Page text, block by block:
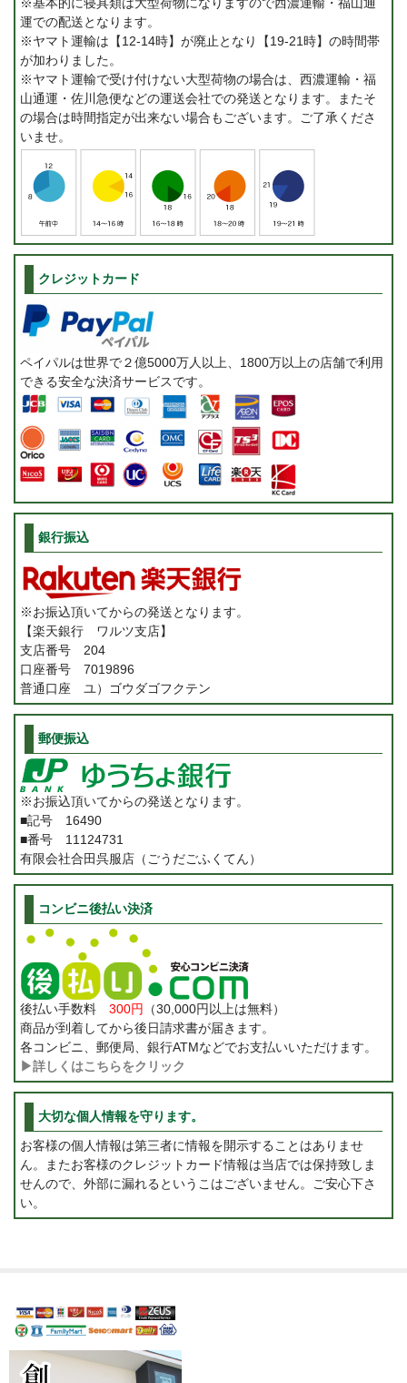
※基本的に寝具類は大型荷物になりますので西濃運輸・福山通
運での配送となります。
※ヤマト運輸は【12-14時】が廃止となり【19-21時】の時間帯
が加わりました。
※ヤマト運輸で受け付けない大型荷物の場合は、西濃運輸・福
山通運・佐川急便などの運送会社での発送となります。またそ
の場合は時間指定が出来ない場合もございます。ご了承くださ
いませ。
クレジットカード
ペイパルは世界で２億5000万人以上、1800万以上の店舗で利用
できる安全な決済サービスです。
銀行振込
※お振込頂いてからの発送となります。
【楽天銀行 ワルツ支店】
支店番号 204
口座番号 7019896
普通口座 ユ）ゴウダゴフクテン
郵便振込
※お振込頂いてからの発送となります。
■記号 16490
■番号 11124731
有限会社合田呉服店（ごうだごふくてん）
コンビニ後払い決済
後払い手数料 300円
（30,000円以上は無料）
商品が到着してから後日請求書が届きます。
各コンビニ、郵便局、銀行ATMなどでお支払いいただけます。
▶詳しくはこちらをクリック
大切な個人情報を守ります。
お客様の個人情報は第三者に情報を開示することはありませ
ん。またお客様のクレジットカード情報は当店では保持致しま
せんので、外部に漏れるというこはございません。ご安心下さ
い。